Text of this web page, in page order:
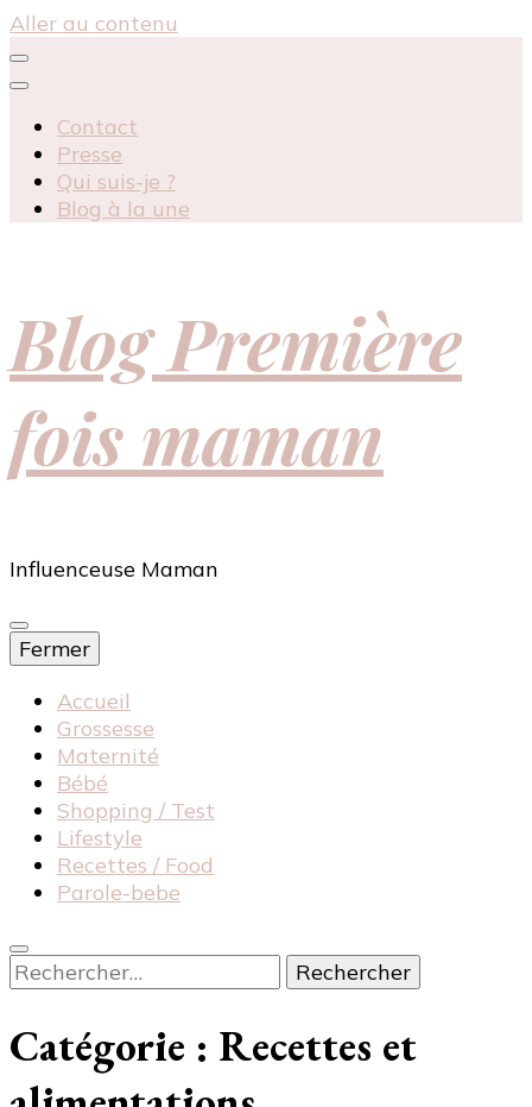
Aller au contenu
Contact
Presse
Qui suis-je ?
Blog à la une
Blog Première
fois maman
Influenceuse Maman
Fermer
Accueil
Grossesse
Maternité
Bébé
Shopping / Test
Lifestyle
Recettes / Food
Parole-bebe
Rechercher :
Catégorie : Recettes et